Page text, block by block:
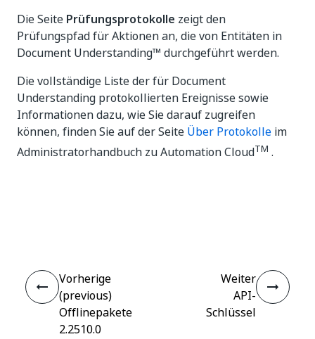
Die Seite Prüfungsprotokolle zeigt den
Prüfungspfad für Aktionen an, die von Entitäten in
Document Understanding™ durchgeführt werden.
Die vollständige Liste der für Document
Understanding protokollierten Ereignisse sowie
Informationen dazu, wie Sie darauf zugreifen
können, finden Sie auf der Seite Über Protokolle im
Administratorhandbuch zu Automation CloudTM .
Vorherige
(previous)
Offlinepakete
2.2510.0
Weiter
API-
Schlüssel